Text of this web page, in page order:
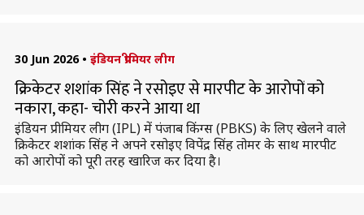
30 Jun 2026 • इंडियन प्रीमियर लीग
क्रिकेटर शशांक सिंह ने रसोइए से मारपीट के आरोपों को
नकारा, कहा- चोरी करने आया था
इंडियन प्रीमियर लीग (IPL) में पंजाब किंग्स (PBKS) के लिए खेलने वाले
क्रिकेटर शशांक सिंह ने अपने रसोइए विपेंद्र सिंह तोमर के साथ मारपीट
को आरोपों को पूरी तरह खारिज कर दिया है।